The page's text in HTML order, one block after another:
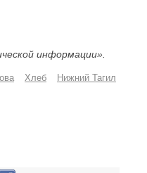
информации».
Хлеб Нижний Тагил